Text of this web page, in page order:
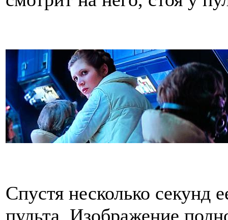
Спустя несколько секунд
пульта. Изображение